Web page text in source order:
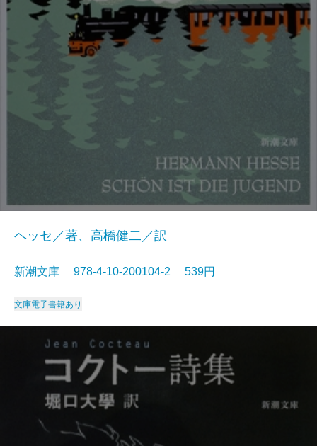
ヘッセ／著、高橋健二／訳
新潮文庫 978-4-10-200104-2 539円
文庫電子書籍あり